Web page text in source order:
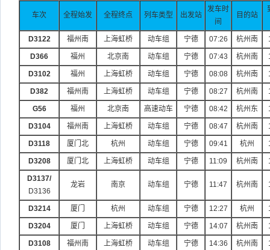
车次 全程始发 全程终点 列车类型 出发站
发车时
间
目的站
D3122 福州南 上海虹桥 动车组 宁德 07:26 杭州南
D366 福州 北京南 动车组 宁德 07:43 杭州南
D3102 福州 上海虹桥 动车组 宁德 08:08 杭州南
D382 福州南 上海虹桥 动车组 宁德 08:27 杭州南
G56 福州 北京南 高速动车 宁德 08:42 杭州东
D3104 福州南 上海虹桥 动车组 宁德 08:47 杭州南
D3118 厦门北 杭州 动车组 宁德 09:41 杭州
D3208 厦门北 上海虹桥 动车组 宁德 11:09 杭州南
D3137/
D3136
龙岩 南京 动车组 宁德 11:47 杭州南
D3214 厦门 杭州 动车组 宁德 12:27 杭州
D3204 厦门 上海虹桥 动车组 宁德 14:07 杭州南
D3108 福州南 上海虹桥 动车组 宁德 14:36 杭州南